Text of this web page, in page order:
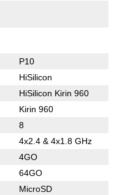
P10
HiSilicon
HiSilicon Kirin 960
Kirin 960
8
4x2.4 & 4x1.8 GHz
4GO
64GO
MicroSD